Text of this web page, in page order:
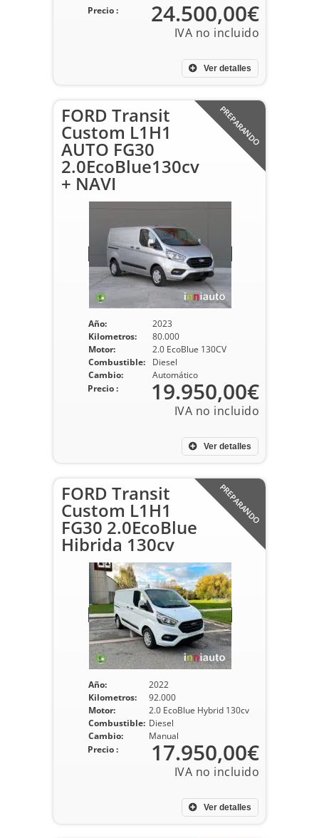
Ver detalles
Precio : 24.500,00€
PREPARANDO
FORD Transit
Custom L1H1
AUTO FG30
2.0EcoBlue130cv
+ NAVI
Año:
2023
Kilometros:
80.000
Motor:
2.0 EcoBlue 130CV
Combustible:
Diesel
Cambio:
Automático
Ver detalles
Precio : 19.950,00€
PREPARANDO
FORD Transit
Custom L1H1
FG30 2.0EcoBlue
Hibrida 130cv
Año:
2022
Kilometros:
92.000
Motor:
2.0 EcoBlue Hybrid 130cv
Combustible: Diesel
Cambio:
Manual
Ver detalles
Precio : 17.950,00€